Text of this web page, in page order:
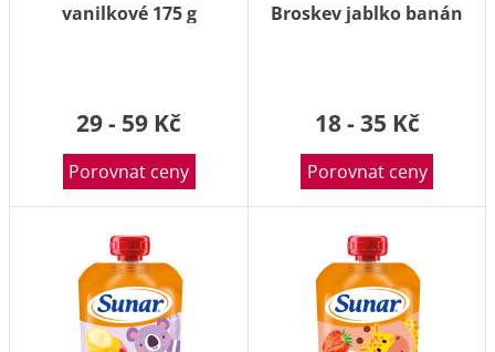
vanilkové 175 g
29 - 59 Kč
Porovnat ceny
Broskev jablko banán
18 - 35 Kč
Porovnat ceny